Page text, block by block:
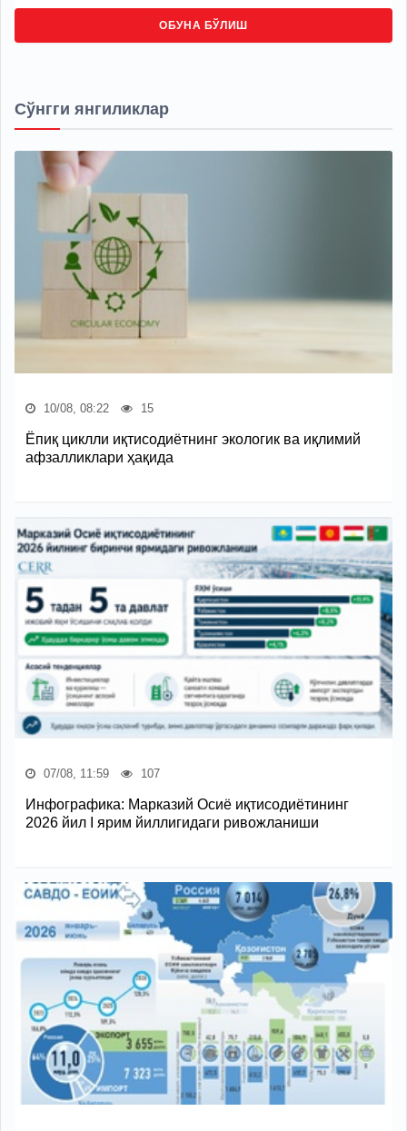
ОБУНА БЎЛИШ
Сўнгги янгиликлар
10/08, 08:22 15
Ёпиқ циклли иқтисодиётнинг экологик ва иқлимий
афзалликлари ҳақида
07/08, 11:59 107
Инфографика: Марказий Осиё иқтисодиётининг
2026 йил I ярим йиллигидаги ривожланиши